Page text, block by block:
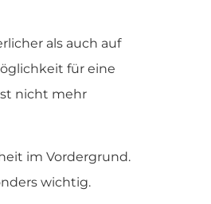
als auch auf
für eine
nicht mehr
im Vordergrund.
wichtig.